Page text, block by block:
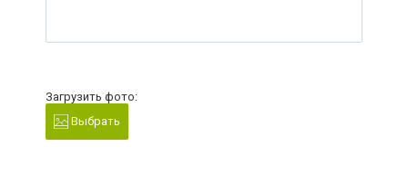
Загрузить фото:
Выбрать